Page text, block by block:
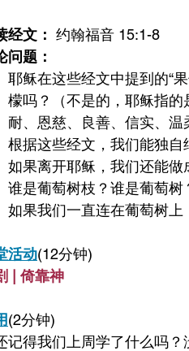
经文： 约翰福音 15:1-8
问题：
耶稣在这些经文中提到的“
檬吗？（不是的，耶稣指的
耐、恩慈、良善、信实、温
根据这些经文，我们能独自
如果离开耶稣，我们还能做
谁是葡萄树枝？谁是葡萄树
如果我们一直连在葡萄树上
活动(12分钟)
| 倚靠神
(2分钟)
记得我们上周学了什么吗？